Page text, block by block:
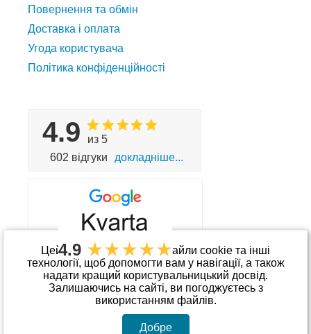
Цей сайт використовує файли cookie та інші
технології, щоб допомогти вам у навігації, а також
надати кращий користувальницький досвід.
Залишаючись на сайті, ви погоджуєтесь з
використанням файлів.
Добре
Повернення та обмін
Доставка і оплата
Угода користувача
Політика конфіденційності
4.9
из 5
602 відгуки
докладніше...
4.9
Приймаємо до оплати